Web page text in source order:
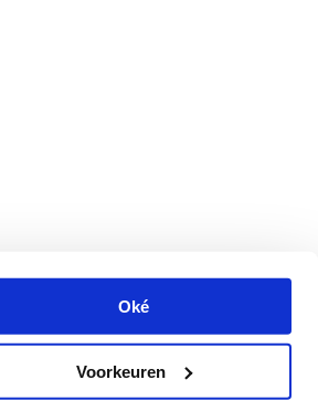
Oké
Voorkeuren